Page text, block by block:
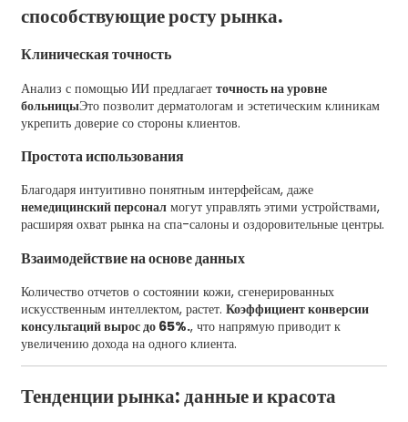
способствующие росту рынка.
Клиническая точность
Анализ с помощью ИИ предлагает точность на уровне
больницыЭто позволит дерматологам и эстетическим клиникам
укрепить доверие со стороны клиентов.
Простота использования
Благодаря интуитивно понятным интерфейсам, даже
немедицинский персоналмогут управлять этими устройствами,
расширяя охват рынка на спа-салоны и оздоровительные центры.
Взаимодействие на основе данных
Количество отчетов о состоянии кожи, сгенерированных
искусственным интеллектом, растет. Коэффициент конверсии
консультаций вырос до 65%., что напрямую приводит к
увеличению дохода на одного клиента.
Тенденции рынка: данные и красота